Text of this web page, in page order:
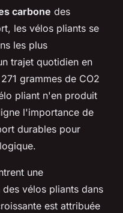
carbone des
les vélos pliants se
les plus
trajet quotidien en
grammes de CO2
pliant n'en produit
l'importance de
durables pour
une
vélos pliants dans
est attribuée